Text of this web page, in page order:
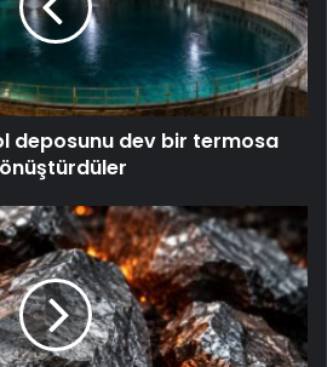
deposunu dev bir termosa